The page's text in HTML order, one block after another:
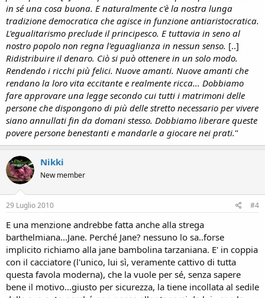
in sé una cosa buona. E naturalmente c'è la nostra lunga
tradizione democratica che agisce in funzione antiaristocratica.
L'egualitarismo preclude il principesco. E tuttavia in seno al
nostro popolo non regna l'eguaglianza in nessun senso. [..]
Ridistribuire il denaro. Ciò si può ottenere in un solo modo.
Rendendo i ricchi più felici. Nuove amanti. Nuove amanti che
rendano la loro vita eccitante e realmente ricca... Dobbiamo
fare approvare una legge secondo cui tutti i matrimoni delle
persone che dispongono di più delle stretto necessario per vivere
siano annullati fin da domani stesso. Dobbiamo liberare queste
povere persone benestanti e mandarle a giocare nei prati."
Nikki
New member
29 Luglio 2010 #4
E una menzione andrebbe fatta anche alla strega
barthelmiana...Jane. Perché Jane? nessuno lo sa..forse
implicito richiamo alla jane bambolina tarzaniana. E' in coppia
con il cacciatore (l'unico, lui sì, veramente cattivo di tutta
questa favola moderna), che la vuole per sé, senza sapere
bene il motivo...giusto per sicurezza, la tiene incollata al sedile